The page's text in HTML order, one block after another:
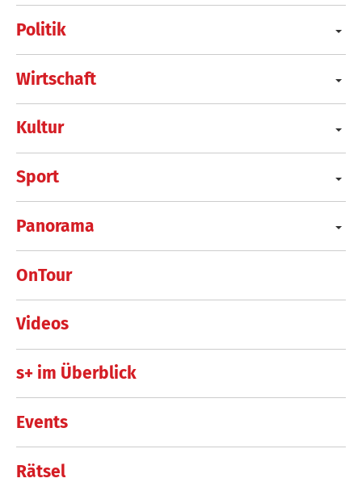
Politik
Wirtschaft
Kultur
Sport
Panorama
OnTour
Videos
s+ im Überblick
Events
Rätsel